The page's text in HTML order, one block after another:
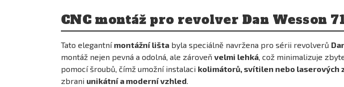
skladem
CNC montáž pro revolver Dan Wesson
Tato elegantní montážní lišta byla speciálně navržena pro sérii revolverů
montáž nejen pevná a odolná, ale zároveň velmi lehká , což minimalizuje
pomocí šroubů, čímž umožní instalaci kolimátorů, svítilen nebo laserových
zbrani unikátní a moderní vzhled